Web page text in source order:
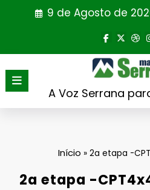
9 de Agosto de
A Voz Serrana
Início »2a etapa -
2a etapa -